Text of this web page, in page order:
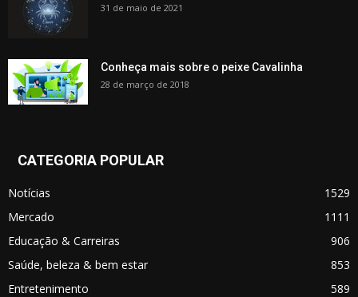
31 de maio de 2021
Conheça mais sobre o peixe Cavalinha
28 de março de 2018
CATEGORIA POPULAR
Notícias
1529
Mercado
1111
Educação & Carreiras
906
Saúde, beleza & bem estar
853
Entretenimento
589